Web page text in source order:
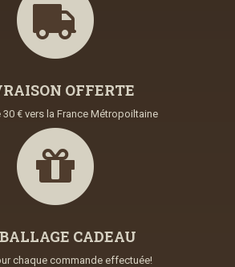
OFFERTE
30 € vers la France Métropoiltaine
CADEAU
chaque commande effectuée!